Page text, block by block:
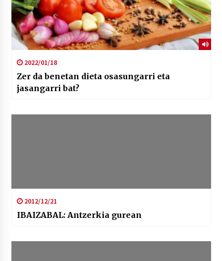
2022/01/18
Zer da benetan dieta osasungarri eta
jasangarri bat?
2012/12/21
IBAIZABAL: Antzerkia gurean